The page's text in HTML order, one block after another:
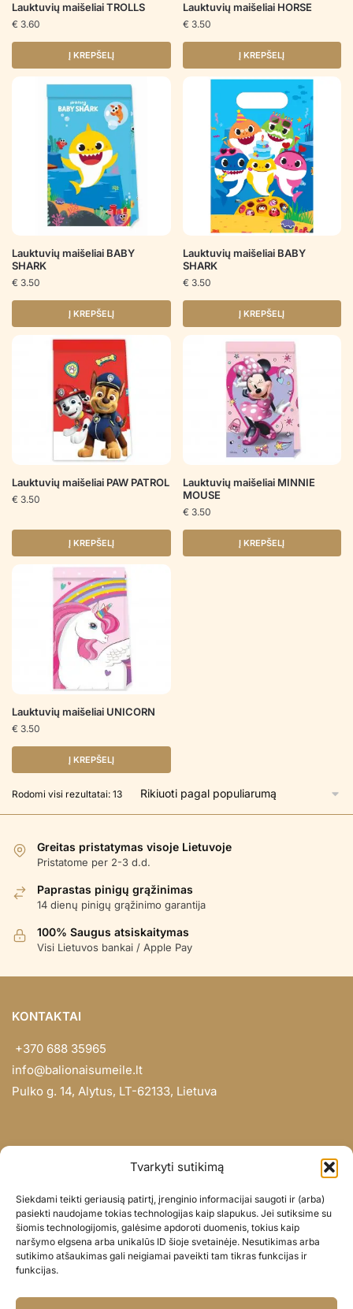
Tvarkyti sutikimą
Siekdami teikti geriausią patirtį, įrenginio informacijai saugoti ir (arba)
pasiekti naudojame tokias technologijas kaip slapukus. Jei sutiksime su
šiomis technologijomis, galėsime apdoroti duomenis, tokius kaip
naršymo elgsena arba unikalūs ID šioje svetainėje. Nesutikimas arba
sutikimo atšaukimas gali neigiamai paveikti tam tikras funkcijas ir
funkcijas.
Lauktuvių maišeliai TROLLS
€ 3.60
Į KREPŠELĮ
Lauktuvių maišeliai HORSE
€ 3.50
Į KREPŠELĮ
Lauktuvių maišeliai BABY
SHARK
€ 3.50
Į KREPŠELĮ
Lauktuvių maišeliai BABY
SHARK
€ 3.50
Į KREPŠELĮ
Lauktuvių maišeliai PAW PATROL
€ 3.50
Į KREPŠELĮ
Lauktuvių maišeliai MINNIE
MOUSE
€ 3.50
Į KREPŠELĮ
Lauktuvių maišeliai UNICORN
€ 3.50
Į KREPŠELĮ
Rodomi visi rezultatai: 13Rūšiuojama
Greitas pristatymas visoje Lietuvoje
Pristatome per 2-3 d.d.
Paprastas pinigų grąžinimas
14 dienų pinigų grąžinimo garantija
100% Saugus atsiskaitymas
Visi Lietuvos bankai / Apple Pay
KONTAKTAI
+370 688 35965
info@balionaisumeile.lt
Pulko g. 14, Alytus, LT-62133, Lietuva
Didmena
Darbų portfolio
Privatumo politika
Parduotuvės politika